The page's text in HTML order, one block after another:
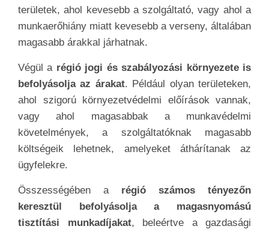
területek, ahol kevesebb a szolgáltató, vagy ahol a
munkaerőhiány miatt kevesebb a verseny, általában
magasabb árakkal járhatnak.
Végül a régió jogi és szabályozási környezete is
befolyásolja az árakat. Például olyan területeken,
ahol szigorú környezetvédelmi előírások vannak,
vagy ahol magasabbak a munkavédelmi
követelmények, a szolgáltatóknak magasabb
költségeik lehetnek, amelyeket áthárítanak az
ügyfelekre.
Összességében a régió számos tényezőn
keresztül befolyásolja a magasnyomású
tisztítási munkadíjakat, beleértve a gazdasági